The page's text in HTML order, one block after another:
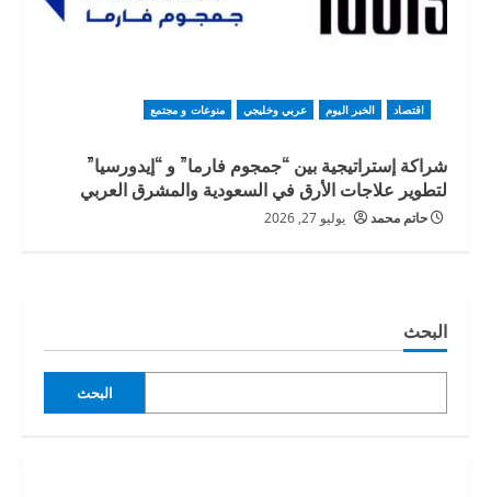
اقتصاد الخبر اليوم عربي وخليجي منوعات و مجتمع
شراكة إستراتيجية بين “جمجوم فارما” و “إيدورسيا”
لتطوير علاجات الأرق في السعودية والمشرق العربي
حاتم محمد يوليو 27, 2026
البحث
البحث